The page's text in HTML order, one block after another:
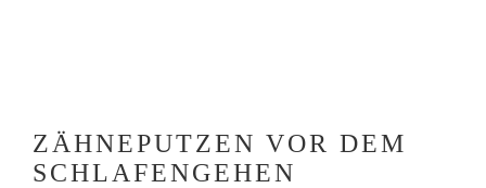
ZÄHNEPUTZEN VOR DEM
SCHLAFENGEHEN